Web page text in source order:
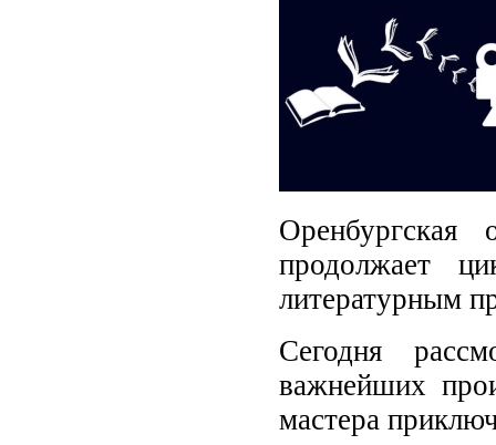
продолжает
литературным
Сегодня
важнейших
мастера